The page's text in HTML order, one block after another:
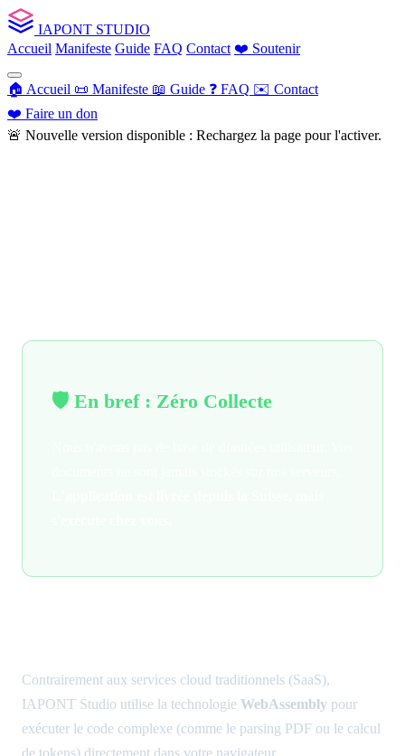
IAPONT STUDIO
Accueil Manifeste Guide FAQ Contact ❤️ Soutenir
🏠 Accueil 📜 Manifeste 📖 Guide ❓ FAQ ✉️ Contact
❤️ Faire un don
🚨 Nouvelle version disponible : Rechargez la page pour l'activer.
🛡️ En bref : Zéro Collecte
Contrairement aux services cloud traditionnels (SaaS),
IAPONT Studio utilise la technologie WebAssembly pour
exécuter le code complexe (comme le parsing PDF ou le calcul